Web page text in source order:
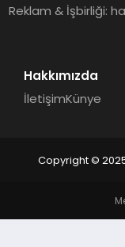
Reklam & İşbirliği:
Hakkımızda
İletişimKünye
Copyright © 2025